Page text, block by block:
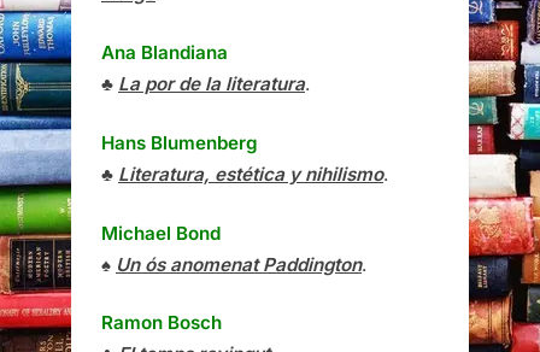
Ana Blandiana
♣ La por de la literatura.
Hans Blumenberg
♣ Literatura, estética y nihilismo.
Michael Bond
♠ Un ós anomenat Paddington.
Ramon Bosch